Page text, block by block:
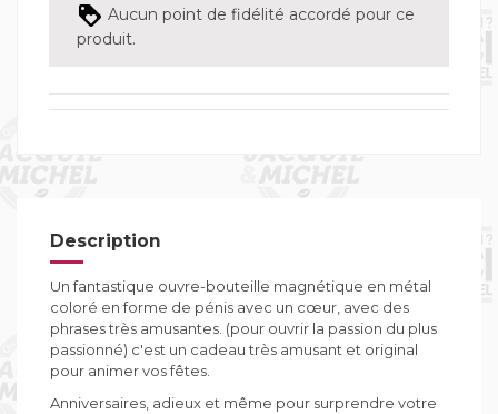
Aucun point de fidélité accordé pour ce
produit.
Description
Un fantastique ouvre-bouteille magnétique en métal
coloré en forme de pénis avec un cœur, avec des
phrases très amusantes. (pour ouvrir la passion du plus
passionné) c'est un cadeau très amusant et original
pour animer vos fêtes.
Anniversaires, adieux et même pour surprendre votre